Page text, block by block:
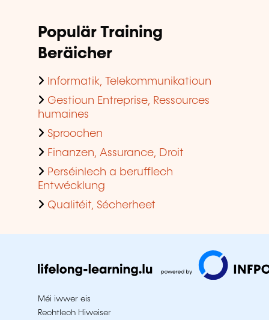
Populär Training
Beräicher
Informatik, Telekommunikatioun
Gestioun Entreprise, Ressources
humaines
Sproochen
Finanzen, Assurance, Droit
Perséinlech a berufflech
Entwécklung
Qualitéit, Sécherheet
Méi iwwer eis
Rechtlech Hiweiser